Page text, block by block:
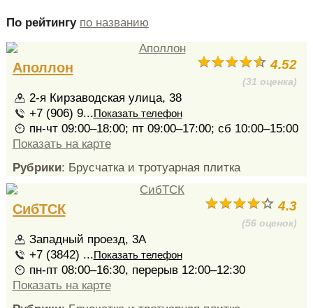
По рейтингу по названию
4.52
(31 оценка)
Аполлон
2-я Кирзаводская улица, 38
+7 (906) 9...Показать телефон
пн-чт 09:00–18:00; пт 09:00–17:00; сб 10:00–15:00
Показать на карте
Рубрики: Брусчатка и тротуарная плитка
4.3
(56 оценок)
СибТСК
Западный проезд, 3А
+7 (3842) ...Показать телефон
пн-пт 08:00–16:30, перерыв 12:00–12:30
Показать на карте